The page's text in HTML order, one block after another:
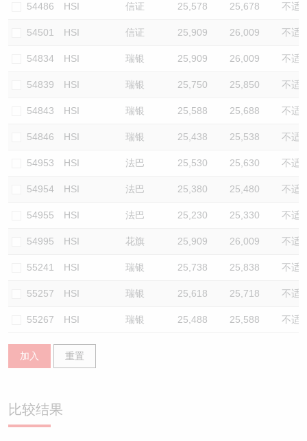
54486 HSI 信证 25,578 25,678 不适
54501 HSI 信证 25,909 26,009 不适
54834 HSI 瑞银 25,909 26,009 不适
54839 HSI 瑞银 25,750 25,850 不适
54843 HSI 瑞银 25,588 25,688 不适
54846 HSI 瑞银 25,438 25,538 不适
54953 HSI 法巴 25,530 25,630 不适
54954 HSI 法巴 25,380 25,480 不适
54955 HSI 法巴 25,230 25,330 不适
54995 HSI 花旗 25,909 26,009 不适
55241 HSI 瑞银 25,738 25,838 不适
55257 HSI 瑞银 25,618 25,718 不适
55267 HSI 瑞银 25,488 25,588 不适
加入 重置
比较结果